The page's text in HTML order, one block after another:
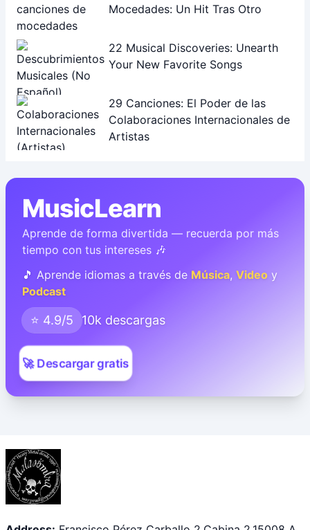
Mocedades: Un Hit Tras Otro
22 Musical Discoveries: Unearth
Your New Favorite Songs
29 Canciones: El Poder de las
Colaboraciones Internacionales de
Artistas
MusicLearn
Aprende de forma divertida — recuerda por más
tiempo con tus intereses 🎶
🎵 Aprende idiomas a través de Música, Video y
Podcast
⭐ 4.9/5 10k descargas
🚀 Descargar gratis